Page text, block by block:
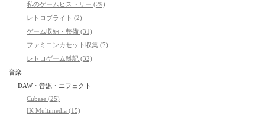
私のゲームヒストリー (29)
レトロブライト (2)
ゲーム収納・整備 (31)
ファミコンカセット収集 (7)
レトロゲーム雑記 (32)
音楽
DAW・音源・エフェクト
Cubase (25)
IK Multimedia (15)